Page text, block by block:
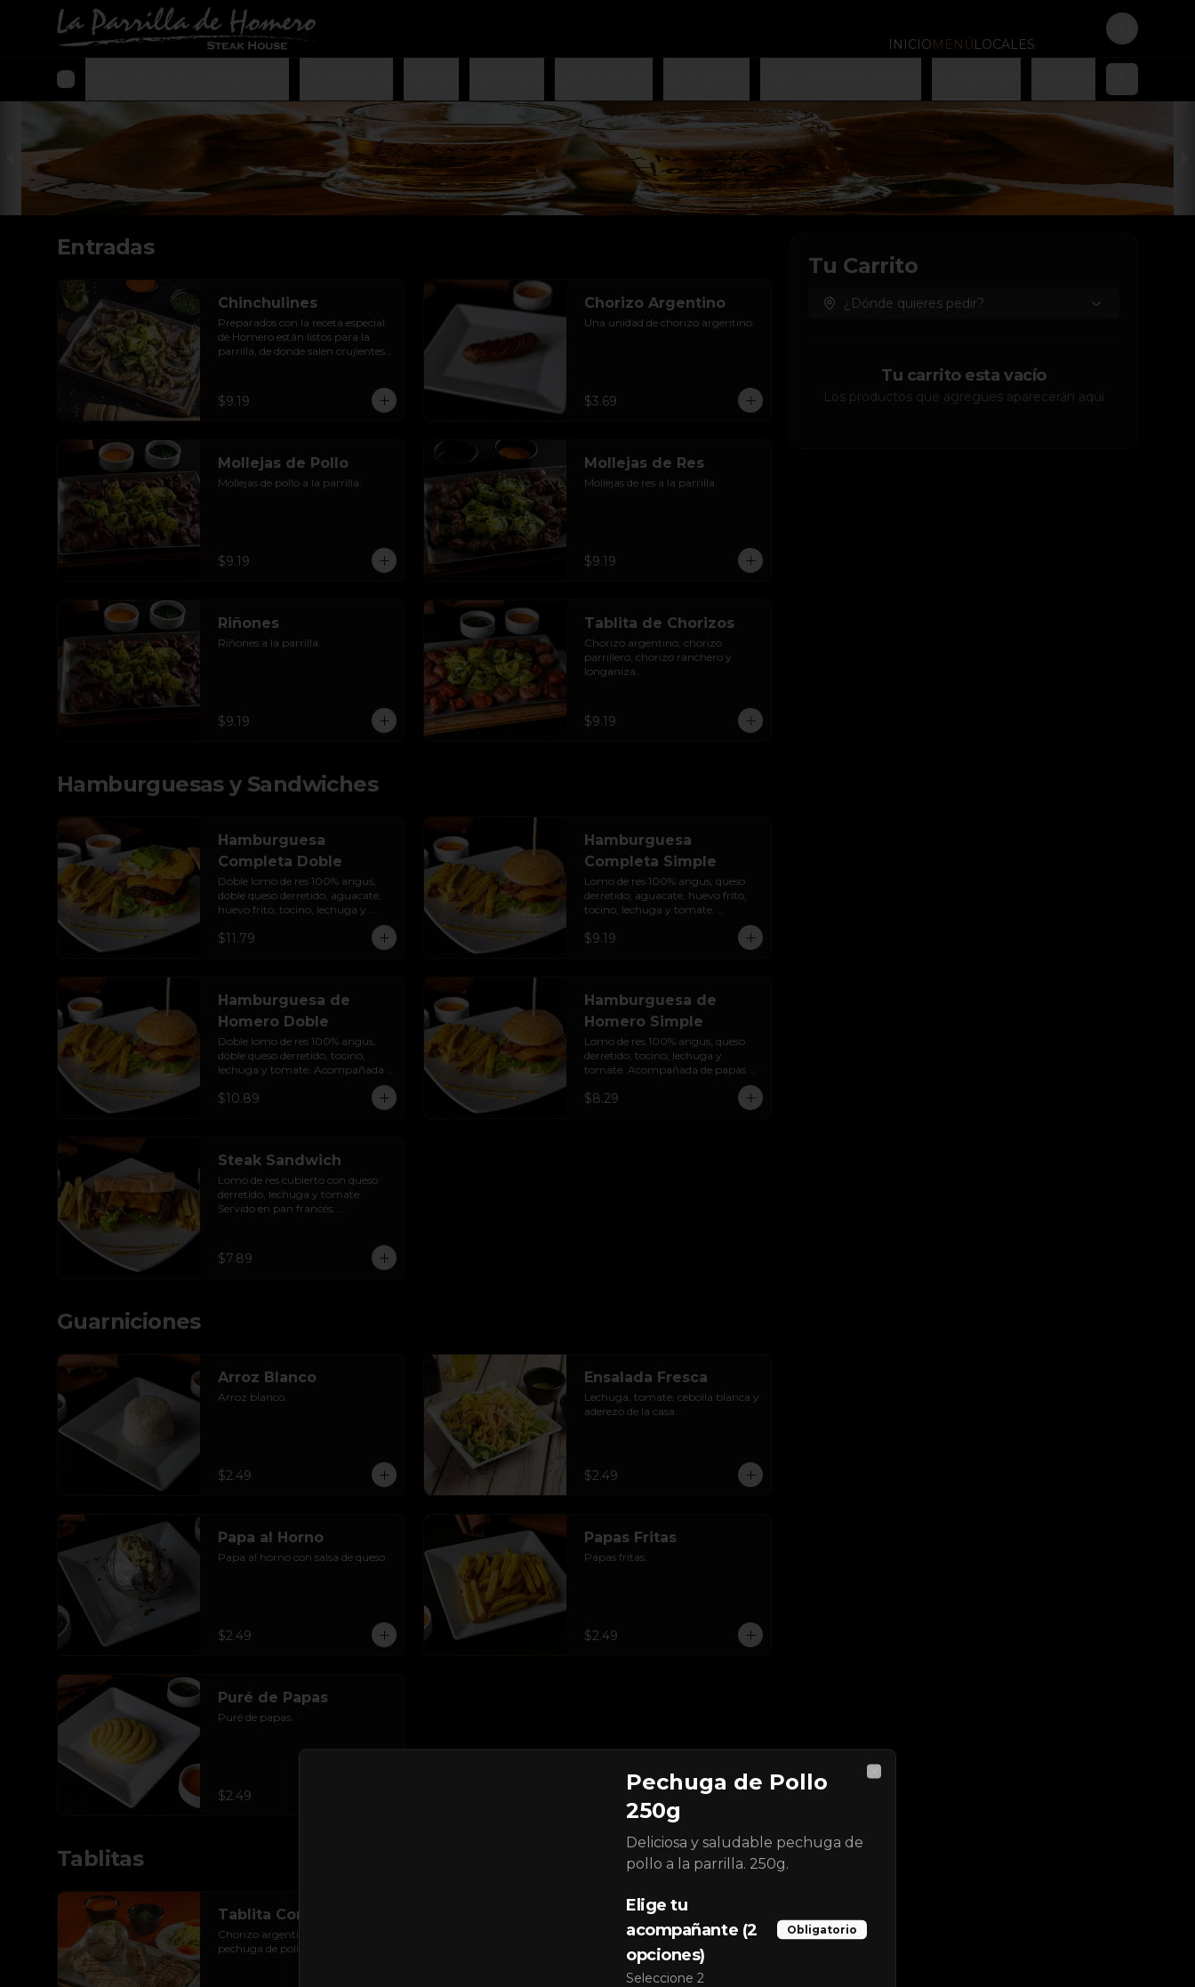
INICIOMENÚLOCALES
Login
Entradas
Entradas
Chinchulines
Preparados con la receta especial
de Homero están listos para la
parrilla, de donde salen crujientes y
$9.19
Chorizo Argentino
Una unidad de chorizo argentino.
$3.69
Mollejas de Pollo
Mollejas de pollo a la parrilla.
$9.19
Mollejas de Res
Mollejas de res a la parrilla.
$9.19
Riñones
Riñones a la parrilla.
$9.19
Tablita de Chorizos
Chorizo argentino, chorizo
parrillero, chorizo ranchero y
longaniza.
$9.19
Hamburguesas y Sandwiches
Hamburguesa
Completa Doble
Doble lomo de res 100% angus,
doble queso derretido, aguacate,
huevo frito, tocino, lechuga y
tomate. Acompañada de papas
fritas.
$11.79
Hamburguesa
Completa Simple
Lomo de res 100% angus, queso
derretido, aguacate, huevo frito,
tocino, lechuga y tomate.
$9.19
Hamburguesa de
Homero Doble
Doble lomo de res 100% angus,
doble queso derretido, tocino,
lechuga y tomate. Acompañada
$10.89
Hamburguesa de
Homero Simple
Lomo de res 100% angus, queso
derretido, tocino, lechuga y
tomate. Acompañada de papas
$8.29
Steak Sandwich
Lomo de res cubierto con queso
derretido, lechuga y tomate.
Servido en pan francés.
$7.89
Guarniciones
Arroz Blanco
Arroz blanco.
$2.49
Ensalada Fresca
Lechuga, tomate, cebolla blanca y
aderezo de la casa.
$2.49
Papa al Horno
Papa al horno con salsa de queso.
$2.49
Papas Fritas
Papas fritas.
$2.49
Puré de Papas
Puré de papas.
$2.49
Tablitas
Tablita Completa
Chorizo argentino, lomo de res y
pechuga de pollo.
Tablita Especial
Chorizo argentino, costilla de
cerdo en salsa bbq y pechuga de
Tu Carrito
¿Dónde quieres pedir?
Tu carrito esta vacío
Los productos que agregues aparecerán aquí
Pechuga de Pollo
250g
Deliciosa y saludable pechuga de
pollo a la parrilla. 250g.
Elige tu
acompañante (2
opciones)
Obligatorio
Seleccione 2